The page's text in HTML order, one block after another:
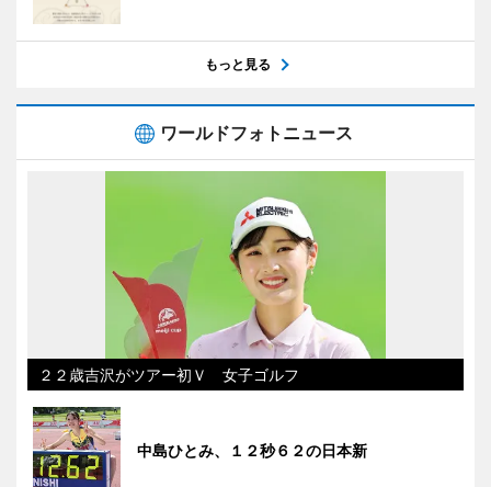
もっと見る
ワールドフォトニュース
２２歳吉沢がツアー初Ｖ 女子ゴルフ
中島ひとみ、１２秒６２の日本新